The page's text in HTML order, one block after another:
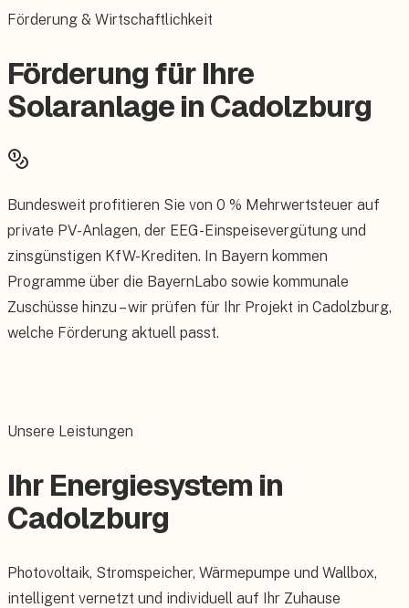
Förderung & Wirtschaftlichkeit
Förderung für Ihre
Solaranlage in Cadolzburg
Bundesweit profitieren Sie von 0 % Mehrwertsteuer auf
private PV-Anlagen, der EEG-Einspeisevergütung und
zinsgünstigen KfW-Krediten. In Bayern kommen
Programme über die BayernLabo sowie kommunale
Zuschüsse hinzu – wir prüfen für Ihr Projekt in Cadolzburg,
welche Förderung aktuell passt.
Unsere Leistungen
Ihr Energiesystem in
Cadolzburg
Photovoltaik, Stromspeicher, Wärmepumpe und Wallbox,
intelligent vernetzt und individuell auf Ihr Zuhause